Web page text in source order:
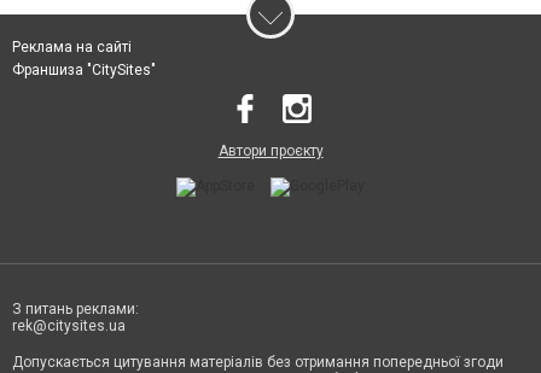
Реклама на сайті
Франшиза "CitySites"
Автори проєкту
З питань реклами:
rek@citysites.ua
Допускається цитування матеріалів без отримання попередньої згоди